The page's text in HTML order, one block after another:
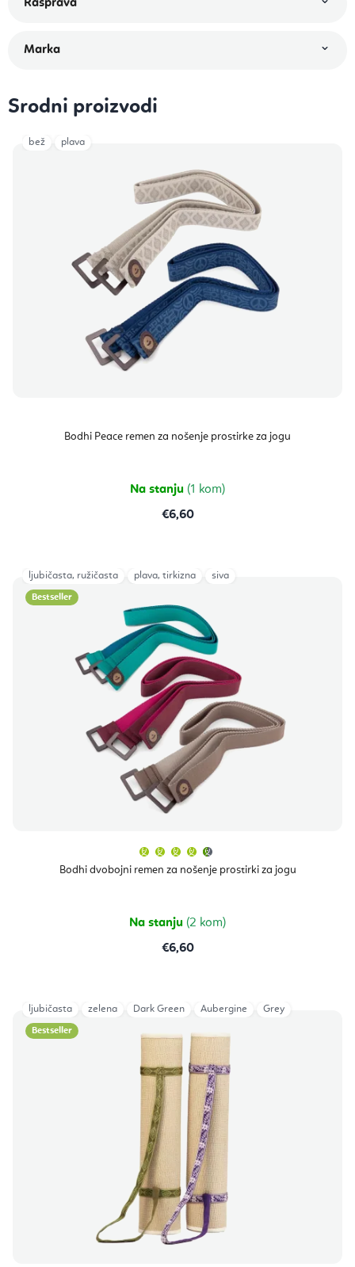
Srodni proizvodi
Bodhi Peace remen za nošenje prostirke za jogu
Na stanju (1 kom)
€6,60
bež plava
Bestseller
Bodhi dvobojni remen za nošenje prostirki za jogu
proizvoda
je
zvjezdica.
Na stanju (2 kom)
€6,60
ljubičasta, ružičasta plava, tirkizna siva
Bestseller
ljubičasta zelena Dark Green Aubergine Grey